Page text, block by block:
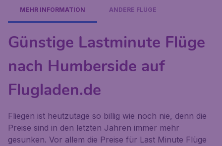
MEHR INFORMATION ANDERE FLÜGE
Günstige Lastminute Flüge
nach Humberside auf
Flugladen.de
Fliegen ist heutzutage so billig wie noch nie, denn die
Preise sind in den letzten Jahren immer mehr
gesunken. Vor allem die Preise für Last Minute Flüge